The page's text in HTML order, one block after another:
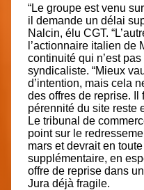
“Le groupe est venu
il demande un délai
Nalcin, élu CGT.
l’actionnaire italien de
continuité qui n’est
syndicaliste. “Mieux
d’intention, mais cela
des offres de reprise. Il
pérennité du site reste
Le tribunal de
point sur le
mars et devrait en
supplémentaire, en
offre de reprise dans
Jura déjà fragile.